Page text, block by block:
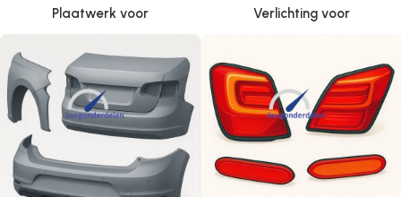
Plaatwerk voor Verlichting voor